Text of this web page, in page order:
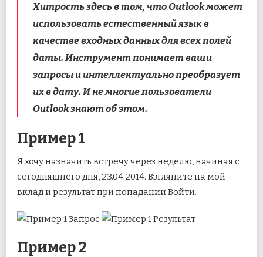
Хитрость здесь в том, что Outlook может
использовать естественный язык в
качестве входных данных для всех полей
даты. Инструмент понимает ваши
запросы и интеллектуально преобразует
их в дату. И не многие пользователи
Outlook знают об этом.
Пример 1
Я хочу назначить встречу через неделю, начиная с
сегодняшнего дня, 23.04.2014. Взгляните на мой
вклад и результат при попадании Войти.
Пример 2